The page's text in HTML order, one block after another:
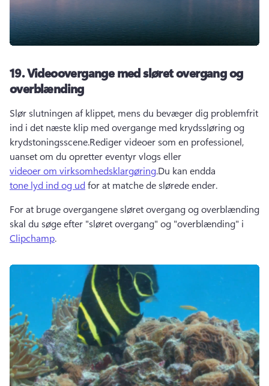
19.Videoovergange med sløret overgang og
overblænding
Slør slutningen af klippet, mens du bevæger dig problemfrit
ind i det næste klip med overgange med krydssløring og
krydstoningsscene.Rediger videoer som en professionel,
uanset om du opretter eventyr vlogs eller
videoer om virksomhedsklargøring.Du kan endda
tone lyd ind og ud for at matche de slørede ender.
For at bruge overgangene sløret overgang og overblænding
skal du søge efter "sløret overgang" og "overblænding" i
Clipchamp.